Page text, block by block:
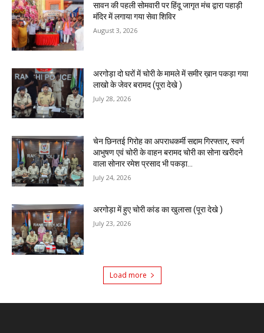
सावन की पहली सोमवारी पर हिंदू जागृत मंच द्वारा पहाड़ी
मंदिर में लगाया गया सेवा शिविर
August 3, 2026
अरगोड़ा दो घरों में चोरी के मामले में समीर ख़ान पकड़ा गया
लाखो के जेवर बरामद (पूरा देखे )
July 28, 2026
चेन छिनतई गिरोह का अपराधकर्मी सद्दाम गिरफ्तार, स्वर्ण
आभुषण एवं चोरी के वाहन बरामद चोरी का सोना खरीदने
वाला सोनार रमेश प्रसाद भी पकड़ा...
July 24, 2026
अरगोड़ा में हुए चोरी कांड का खुलासा (पूरा देखे )
July 23, 2026
Load more